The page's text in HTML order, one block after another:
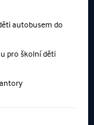
autobusem do
pro školní děti